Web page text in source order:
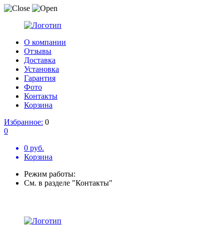
О компании
Отзывы
Доставка
Установка
Гарантия
Фото
Контакты
Корзина
Избранное: 0
0
0 руб.
Корзина
Режим работы:
См. в разделе "Контакты"